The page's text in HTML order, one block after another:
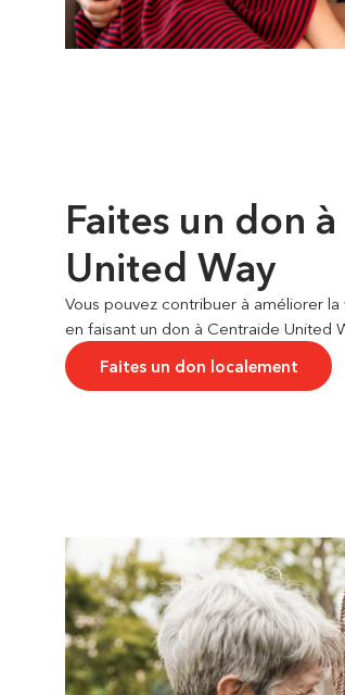
Faites un don
United Way
Vous pouvez contribuer à améliorer
en faisant un don à Centraide United
Faites un don localement